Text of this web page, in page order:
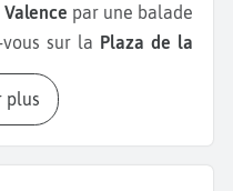
par une balade
sur la Plaza de la
Turia. Cette place est
du XIVème siècle de
pour abriter le
comme le
plus